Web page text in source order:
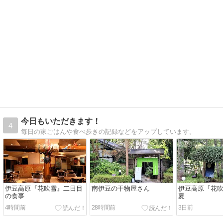
4
今日もいただきます！
毎日の家ごはんや食べ歩きの記録などをアップしています。
伊豆高原『花吹雪』二日目
の食事
4時間前
南伊豆の干物屋さん
28時間前
伊豆高原『花
夏
3日前